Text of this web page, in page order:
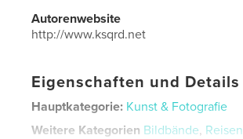
Autorenwebsite
http://www.ksqrd.net
Eigenschaften und Details
Hauptkategorie: Kunst & Fotografie
Weitere Kategorien Bildbände, Reisen